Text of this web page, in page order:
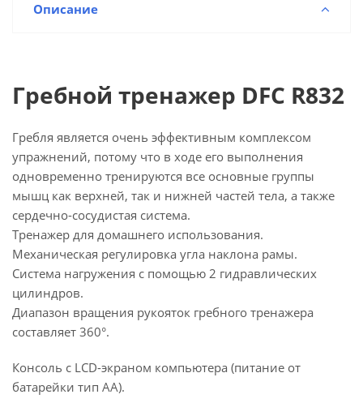
Описание
Гребной тренажер DFC R832
Гребля является очень эффективным комплексом
упражнений, потому что в ходе его выполнения
одновременно тренируются все основные группы
мышц как верхней, так и нижней частей тела, а также
сердечно-сосудистая система.
Тренажер для домашнего использования.
Механическая регулировка угла наклона рамы.
Система нагружения с помощью 2 гидравлических
цилиндров.
Диапазон вращения рукояток гребного тренажера
составляет 360°.
Консоль с LCD-экраном компьютера (питание от
батарейки тип АА).